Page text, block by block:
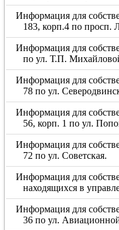
Информация для
183, корп.4 по просп.
Информация для
по ул. Т.П.
Информация для
78 по ул.
Информация для
56, корп. 1 по ул.
Информация для
72 по ул. Советская.
Информация для
находящихся в
Информация для
36 по ул.